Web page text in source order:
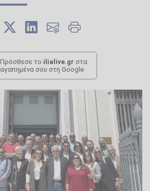
Πρόσθεσε το ilialive.gr στα
αγαπημένα σου στη Google